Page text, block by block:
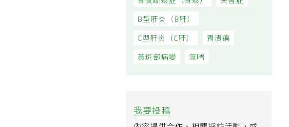
骨質疏鬆症（骨鬆）
失智症
B型肝炎（B肝）
C型肝炎（C肝）
胃潰瘍
黃斑部病變 氣喘
我要投稿